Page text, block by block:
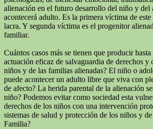
alienación en el futuro desarrollo del niño y del
acontecerá adulto. Es la primera víctima de este
lacra. Y segunda víctima es el progenitor
familiar.
Cuántos casos más se tienen que producir
actuación eficaz de salvaguardia de derechos y
niños y de las familias alienadas? El niño o
puede acontecer un adulto libre que viva con
de afecto? La herida parental de la alienación
niño? Podemos evitar como sociedad esta
derechos de los niños con una intervención
sistemas de salud y protección de los niños y
Familia?